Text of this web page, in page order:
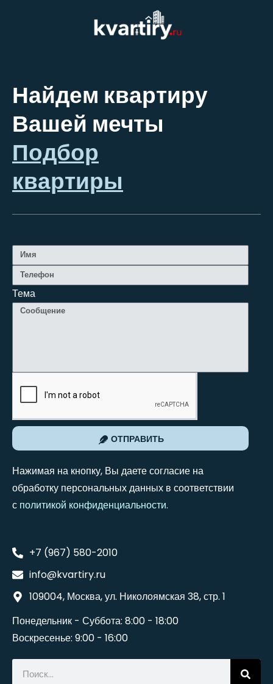
Найдем квартиру
Вашей мечты
Подбор
квартиры
Тема
ОТПРАВИТЬ
Нажимая на кнопку, Вы даете согласие на
обработку персональных данных в соответствии
с политикой конфиденциальности.
+7 (967) 580-2010
info@kvartiry.ru
109004, Москва, ул. Николоямская 38, стр. 1
Понедельник - Суббота: 8:00 - 18:00
Воскресенье: 9:00 - 16:00